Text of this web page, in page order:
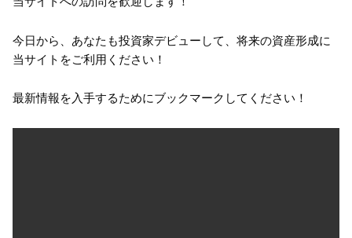
今日から、あなたも投資家デビューして、将来の資産形成に
当サイトをご利用ください！
最新情報を入手するためにブックマークしてください！